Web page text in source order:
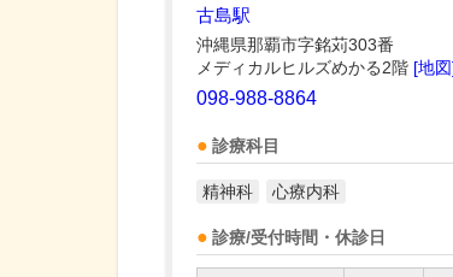
古島駅
沖縄県那覇市字銘苅303番
メディカルヒルズめかる2階 [地
098-988-8864
診療科目
精神科 心療内科
診療/受付時間・休診日